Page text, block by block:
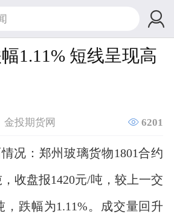

1.11% 短线呈现高
金投期货网  6201
情况：郑州玻璃货物1801合约
收盘报1420元/吨，较上一交
，跌幅为1.11%。成交量回升